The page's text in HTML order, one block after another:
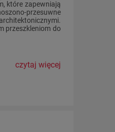
które zapewniają
przesuwne
przeszkleniom do
czytaj więcej